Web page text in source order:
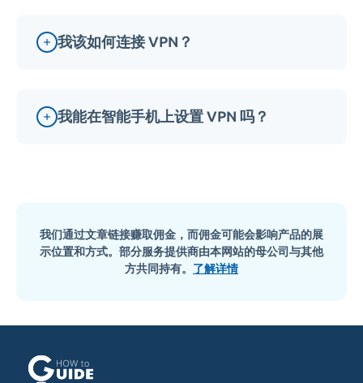
我该如何连接 VPN？
我能在智能手机上设置 VPN 吗？
我们通过文章链接赚取佣金，而佣金可能会影响产品的展
示位置和方式。部分服务提供商由本网站的母公司与其他
方共同持有。 了解详情